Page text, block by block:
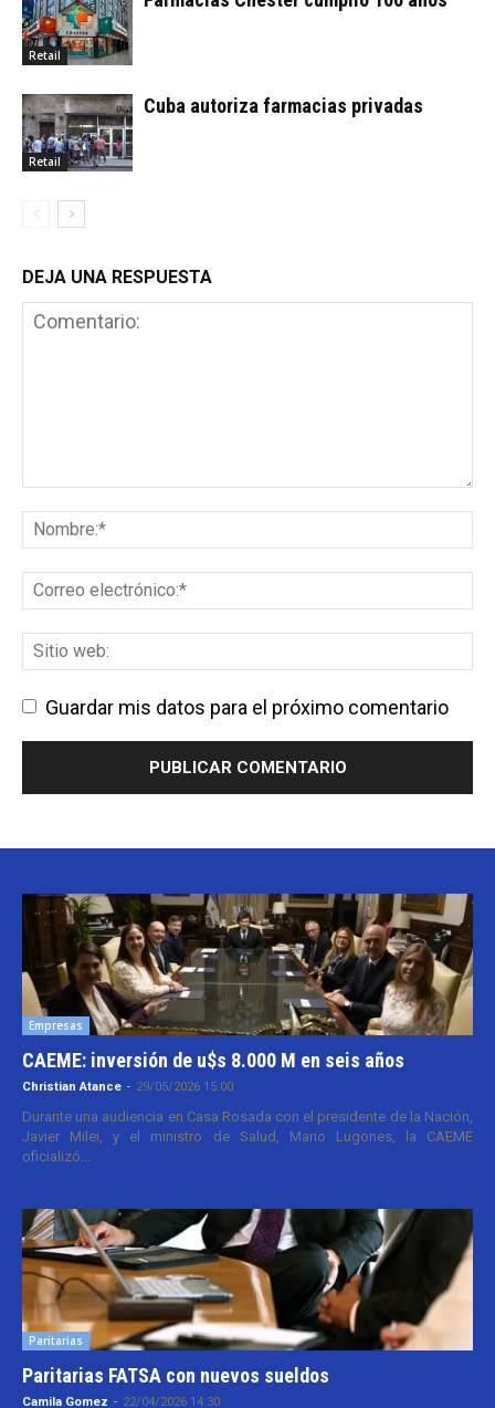
Retail
Retail
Cuba autoriza farmacias privadas
DEJA UNA RESPUESTA
Guardar mis datos para el próximo comentario
Empresas
CAEME: inversión de u$s 8.000 M en seis años
Christian Atance - 29/05/2026 15:00
Durante una audiencia en Casa Rosada con el presidente de la Nación,
Javier Milei, y el ministro de Salud, Mario Lugones, la CAEME
oficializó...
Paritarias
Paritarias FATSA con nuevos sueldos
Camila Gomez - 22/04/2026 14:30